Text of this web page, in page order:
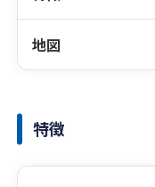
地図
特徴